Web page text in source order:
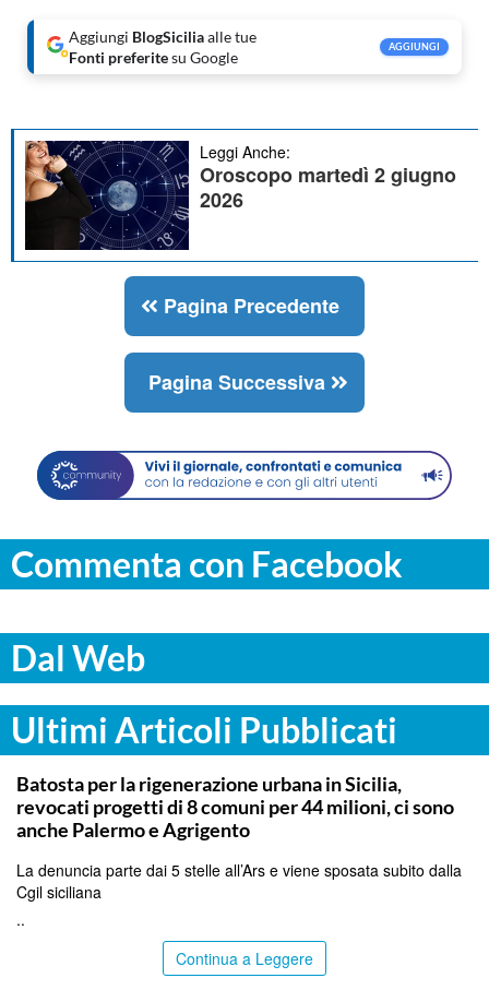
Aggiungi BlogSiciliaalle tue
Fonti preferitesu Google
AGGIUNGI
Leggi Anche:
Oroscopo martedì 2 giugno
2026
Pagina Precedente
Pagina Successiva
Commenta con Facebook
Dal Web
Ultimi Articoli Pubblicati
PALERMO
Batosta per la rigenerazione urbana in Sicilia,
revocati progetti di 8 comuni per 44 milioni, ci sono
anche Palermo e Agrigento
La denuncia parte dai 5 stelle all’Ars e viene sposata subito dalla
Cgil siciliana
..
Continua a Leggere